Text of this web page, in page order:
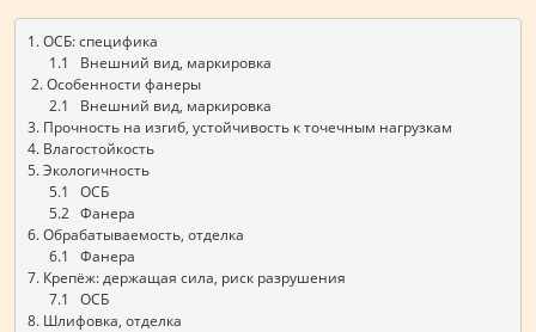
1. ОСБ: специфика
      1.1   Внешний вид, маркировка
2. Особенности фанеры
      2.1   Внешний вид, маркировка
3. Прочность на изгиб, устойчивость к точечным нагрузкам
4. Влагостойкость
5. Экологичность
      5.1   ОСБ
      5.2   Фанера
6. Обрабатываемость, отделка
      6.1   Фанера
7. Крепёж: держащая сила, риск разрушения
      7.1   ОСБ
8. Шлифовка, отделка